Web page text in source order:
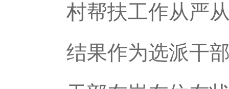
村帮扶工作从严
结果作为选派干